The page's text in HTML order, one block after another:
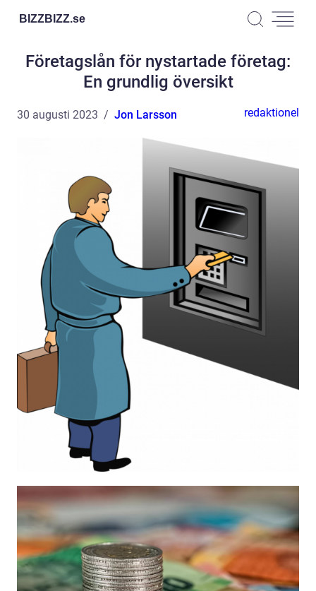
BIZZBIZZ.se
Företagslån för nystartade företag:
En grundlig översikt
30 augusti 2023 Jon Larsson redaktionel